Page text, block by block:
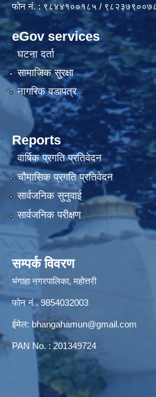
फोन नं. : ९८४४१००१८५ / ९८२३७९००७८
eGov services
घटना दर्ता
सामाजिक सुरक्षा
नागरिक वडापत्र
Reports
वार्षिक प्रगति प्रतिवेदन
चौमासिक प्रगति प्रतिवेदन
सार्वजनिक सुनुवाई
सार्वजनिक परीक्षण
सम्पर्क विवरण
भंगाहा नगरपालिका, महोत्तरी
फोन नं . 9854032003
ईमेल: bhangahamun@gmail.com
PAN No. : 201349724